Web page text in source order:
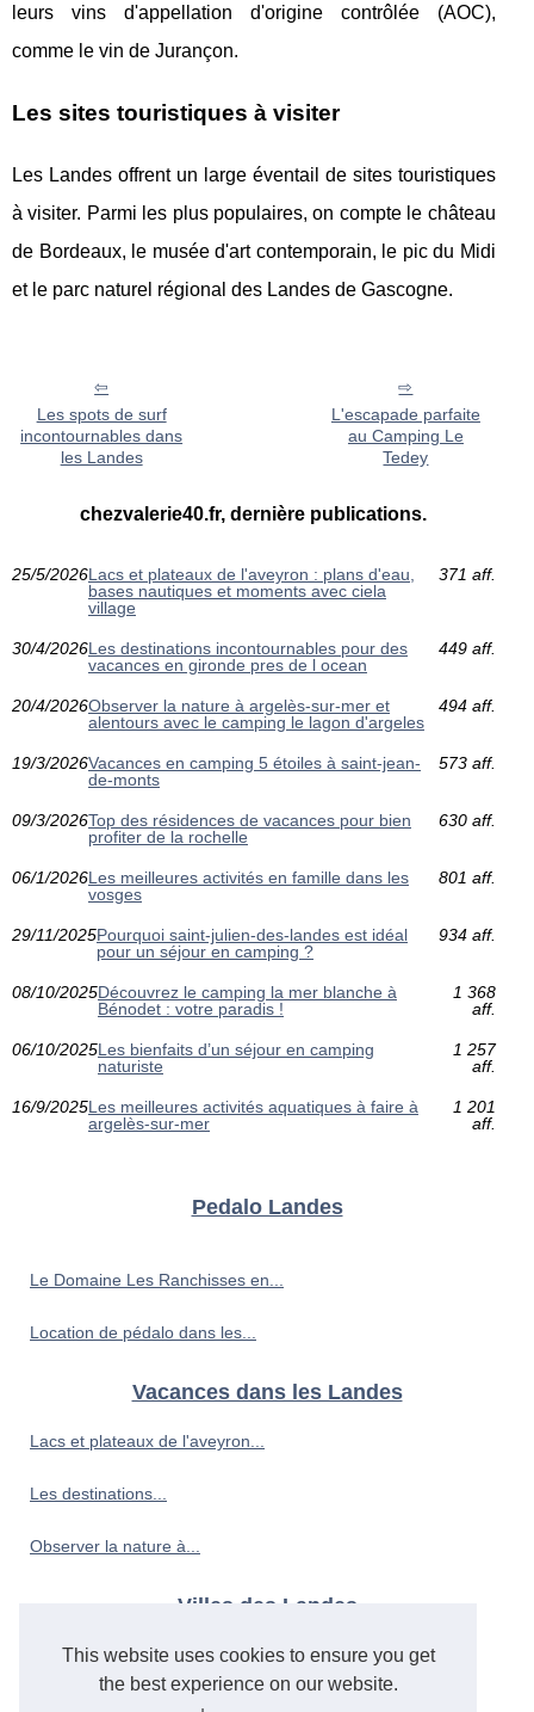
This website uses cookies to ensure you get
the best experience on our website.
leurs vins d'appellation d'origine contrôlée (AOC),
comme le vin de Jurançon.
Les sites touristiques à visiter
Les Landes offrent un large éventail de sites touristiques
à visiter. Parmi les plus populaires, on compte le château
de Bordeaux, le musée d'art contemporain, le pic du Midi
et le parc naturel régional des Landes de Gascogne.
Les spots de surf
incontournables dans
les Landes
L'escapade parfaite
au Camping Le
Tedey
chezvalerie40.fr, dernière publications.
25/5/2026Lacs et plateaux de l'aveyron : plans d'eau,
bases nautiques et moments avec ciela
village
371 aff.
30/4/2026Les destinations incontournables pour des
vacances en gironde pres de l ocean
449 aff.
20/4/2026Observer la nature à argelès-sur-mer et
alentours avec le camping le lagon d'argeles
494 aff.
19/3/2026Vacances en camping 5 étoiles à saint-jean-
de-monts
573 aff.
09/3/2026Top des résidences de vacances pour bien
profiter de la rochelle
630 aff.
06/1/2026Les meilleures activités en famille dans les
vosges
801 aff.
29/11/2025Pourquoi saint-julien-des-landes est idéal
pour un séjour en camping ?
934 aff.
08/10/2025Découvrez le camping la mer blanche à
Bénodet : votre paradis !
1 368
aff.
06/10/2025Les bienfaits d’un séjour en camping
naturiste
1 257
aff.
16/9/2025Les meilleures activités aquatiques à faire à
argelès-sur-mer
1 201
aff.
Pedalo Landes
Le Domaine Les Ranchisses en...
Location de pédalo dans les...
Vacances dans les Landes
Lacs et plateaux de l'aveyron...
Les destinations...
Observer la nature à...
Villes des Landes
Découvrir la culture...
Découvrir la côte bretonne...